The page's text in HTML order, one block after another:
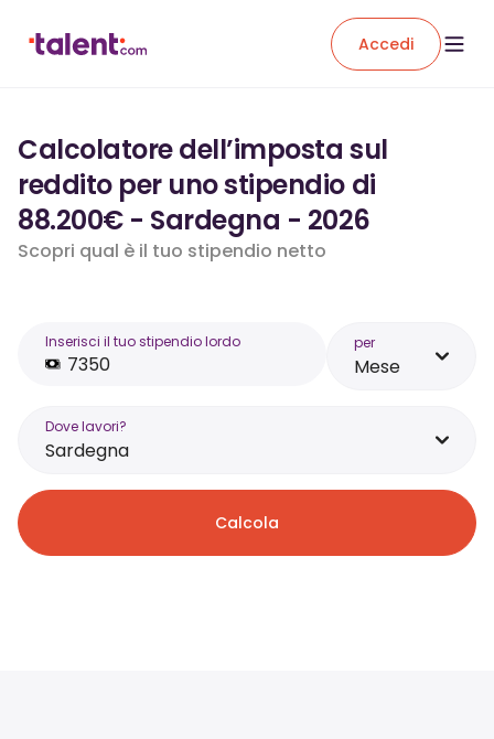
Accedi
Calcolatore dell’imposta sul
reddito per uno stipendio di
88.200€ - Sardegna - 2026
Scopri qual è il tuo stipendio netto
Inserisci il tuo stipendio lordo per
Mese
Dove lavori?
Sardegna
Calcola